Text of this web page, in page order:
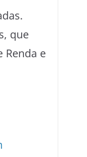
que
Renda e